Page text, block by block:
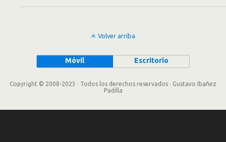
Volver arriba
Móvil Escritorio
Copyright © 2008-2023 · Todos los derechos reservados · Gustavo Ibañez
Padilla